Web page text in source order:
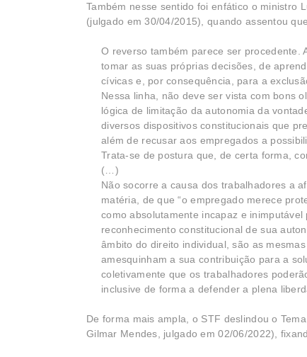
Também nesse sentido foi enfático o ministro
(julgado em 30/04/2015), quando assentou
O reverso também parece ser procedente.
tomar as suas próprias decisões, de
cívicas e, por consequência, para a
Nessa linha, não deve ser vista com bons
lógica de limitação da autonomia da
diversos dispositivos constitucionais que
além de recusar aos empregados a
Trata-se de postura que, de certa forma,
(…)
Não socorre a causa dos trabalhadores a
matéria, de que “o empregado merece
como absolutamente incapaz e
reconhecimento constitucional de sua
âmbito do direito individual, são as
amesquinham a sua contribuição para a
coletivamente que os trabalhadores
inclusive de forma a defender a plena
De forma mais ampla, o STF deslindou o
Gilmar Mendes, julgado em 02/06/2022),